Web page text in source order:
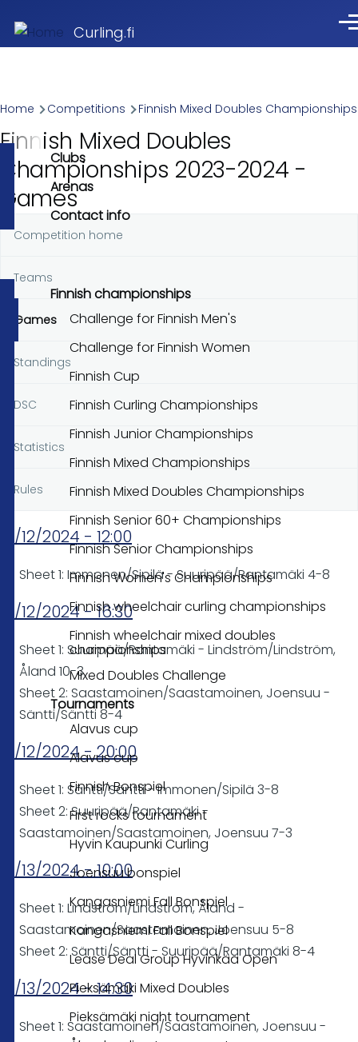
Curling.fi
Clubs
Arenas
Contact info
Finnish championships
Challenge for Finnish Men's
Challenge for Finnish Women
Finnish Cup
Finnish Curling Championships
Finnish Junior Championships
Finnish Mixed Championships
Finnish Mixed Doubles Championships
Finnish Senior 60+ Championships
Finnish Senior Championships
Finnish Women's Championships
Finnish wheelchair curling championships
Finnish wheelchair mixed doubles
championships
Mixed Doubles Challenge
Tournaments
Alavus cup
Alavus cup
Finnish Bonspiel
First rocks tournament
Hyvin Kaupunki Curling
Joensuu bonspiel
Kangasniemi Fall Bonspiel
Kangasniemi Fall Bonspiel
Lease Deal Group Hyvinkää Open
Pieksämäki Mixed Doubles
Pieksämäki night tournament
Breadcrumb
Home Competitions Finnish Mixed Doubles Championships
Finnish Mixed Doubles
Championships 2023-2024 -
Games
Primary
tabs
Competition home
Teams
Games
Standings
DSC
Statistics
Rules
01/12/2024 - 12:00
Sheet 1: Immonen/Sipilä - Suuripää/Rantamäki 4-8
01/12/2024 - 16:30
Sheet 1: Suuripää/Rantamäki - Lindström/Lindström,
Åland 10-3
Sheet 2: Saastamoinen/Saastamoinen, Joensuu -
Säntti/Säntti 8-4
01/12/2024 - 20:00
Sheet 1: Säntti/Säntti - Immonen/Sipilä 3-8
Sheet 2: Suuripää/Rantamäki -
Saastamoinen/Saastamoinen, Joensuu 7-3
01/13/2024 - 10:00
Sheet 1: Lindström/Lindström, Åland -
Saastamoinen/Saastamoinen, Joensuu 5-8
Sheet 2: Säntti/Säntti - Suuripää/Rantamäki 8-4
01/13/2024 - 14:30
Sheet 1: Saastamoinen/Saastamoinen, Joensuu -